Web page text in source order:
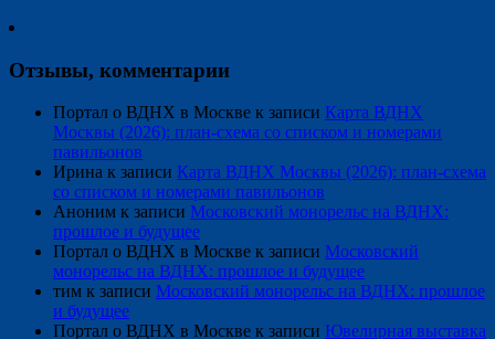
Отзывы, комментарии
Портал о ВДНХ в Москве к записи Карта ВДНХ
Москвы (2026): план-схема со списком и номерами
павильонов
Ирина к записи Карта ВДНХ Москвы (2026): план-схема
со списком и номерами павильонов
Аноним к записи Московский монорельс на ВДНХ:
прошлое и будущее
Портал о ВДНХ в Москве к записи Московский
монорельс на ВДНХ: прошлое и будущее
тим к записи Московский монорельс на ВДНХ: прошлое
и будущее
Портал о ВДНХ в Москве к записи Ювелирная выставка